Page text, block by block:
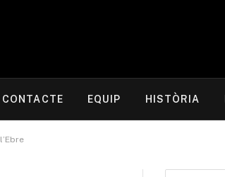
CONTACTE EQUIP HISTÒRIA